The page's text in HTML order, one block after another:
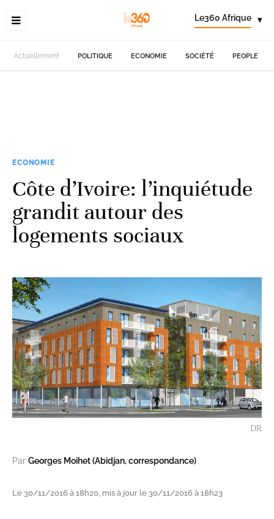
Le360 Afrique ▾
Actuellement POLITIQUE ECONOMIE SOCIÉTÉ PEOPLE
ECONOMIE
Côte d’Ivoire: l’inquiétude
grandit autour des
logements sociaux
DR
Par Georges Moihet (Abidjan, correspondance)
Le 30/11/2016 à 18h20, mis à jour le 30/11/2016 à 18h23